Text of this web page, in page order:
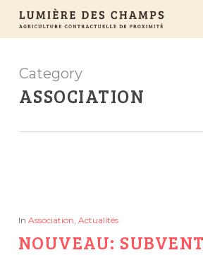
Skip
content
Category
ASSOCIATION
In Association, Actualités
NOUVEAU: